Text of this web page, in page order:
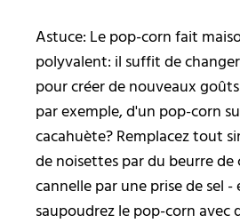
Astuce: Le pop-corn fait
polyvalent: il suffit de
pour créer de nouveaux
par exemple, d'un pop-corn
cacahuète? Remplacez tout
de noisettes par du beurre de
cannelle par une prise de sel
saupoudrez le pop-corn avec